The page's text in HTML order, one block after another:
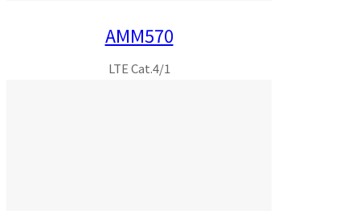
AMM570
LTE Cat.4/1